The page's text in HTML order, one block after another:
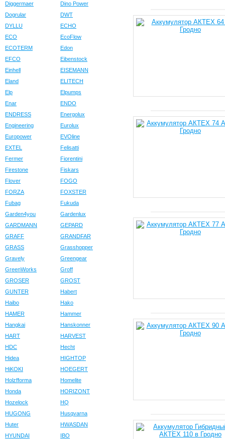
Diggermaer
Dino Power
Dogrular
DWT
DYLLU
ECHO
ECO
EcoFlow
ECOTERM
Edon
EFCO
Eibenstock
Einhell
EISEMANN
Eland
ELITECH
Elp
Elpumps
Enar
ENDO
ENDRESS
Energolux
Engineering
Eurolux
Europower
EVOline
EXTEL
Felisatti
Fermer
Fiorentini
Firestone
Fiskars
Flover
FOGO
FORZA
FOXSTER
Fubag
Fukuda
Garden4you
Gardenlux
GARDMANN
GEPARD
GRAFF
GRANDFAR
GRASS
Grasshopper
Gravely
Greengear
GreenWorks
Groff
GROSER
GROST
GUNTER
Habert
Haibo
Hako
HAMER
Hammer
Hangkai
Hanskonner
HART
HARVEST
HDC
Hecht
Hidea
HIGHTOP
HiKOKI
HOEGERT
Holzfforma
Homelite
Honda
HORIZONT
Hozelock
HQ
HUGONG
Husqvarna
Huter
HWASDAN
HYUNDAI
IBO